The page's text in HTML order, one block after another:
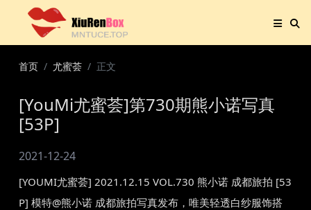
首页 尤蜜荟 正文
[YouMi尤蜜荟]第730期熊小诺写真
[53P]
2021-12-24
[YOUMI尤蜜荟] 2021.12.15 VOL.730 熊小诺 成都旅拍 [53
P] 模特@熊小诺 成都旅拍写真发布，唯美轻透白纱服饰搭